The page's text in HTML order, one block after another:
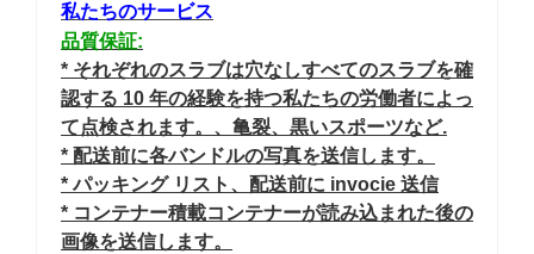
私たちのサービス
品質保証:
* それぞれのスラブは穴なしすべてのスラブを確
認する 10 年の経験を持つ私たちの労働者によっ
て点検されます。、亀裂、黒いスポーツなど.
* 配送前に各バンドルの写真を送信します。
* パッキング リスト、配送前に invocie 送信
* コンテナー積載コンテナーが読み込まれた後の
画像を送信します。